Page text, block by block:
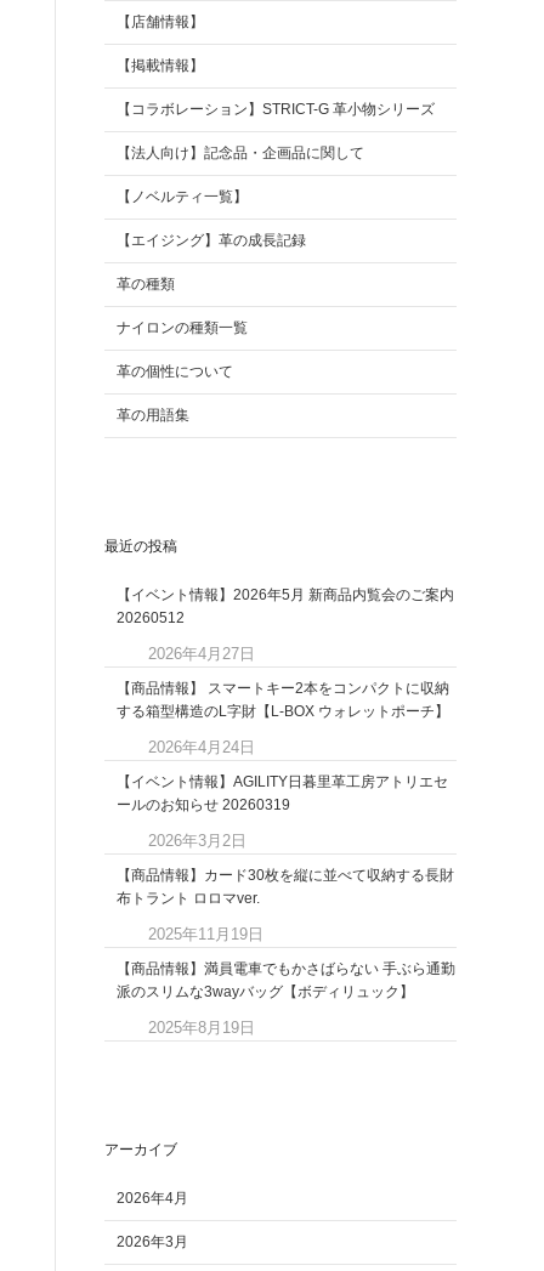
【店舗情報】
【掲載情報】
【コラボレーション】STRICT-G 革小物シリーズ
【法人向け】記念品・企画品に関して
【ノベルティ一覧】
【エイジング】革の成長記録
革の種類
ナイロンの種類一覧
革の個性について
革の用語集
最近の投稿
【イベント情報】2026年5月 新商品内覧会のご案内
20260512
2026年4月27日
【商品情報】 スマートキー2本をコンパクトに収納
する箱型構造のL字財【L-BOX ウォレットポーチ】
2026年4月24日
【イベント情報】AGILITY日暮里革工房アトリエセ
ールのお知らせ 20260319
2026年3月2日
【商品情報】カード30枚を縦に並べて収納する長財
布トラント ロロマver.
2025年11月19日
【商品情報】満員電車でもかさばらない 手ぶら通勤
派のスリムな3wayバッグ【ボディリュック】
2025年8月19日
アーカイブ
2026年4月
2026年3月